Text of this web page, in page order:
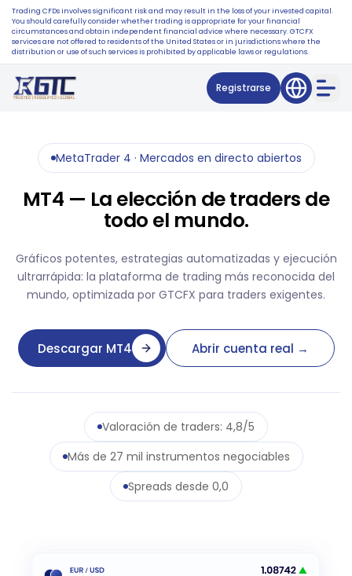
Trading CFDs involves significant risk and may result in the loss of your invested capital.
You should carefully consider whether trading is appropriate for your financial
circumstances and obtain independent financial advice where necessary. GTCFX
services are not offered to residents of the United States or in jurisdictions where the
distribution or use of such services is prohibited by applicable laws or regulations.
Registrarse
MetaTrader 4 · Mercados en directo abiertos
MT4 — La elección de traders de
todo el mundo.
Gráficos potentes, estrategias automatizadas y ejecución
ultrarrápida: la plataforma de trading más reconocida del
mundo, optimizada por GTCFX para traders exigentes.
Descargar MT4 Abrir cuenta real →
Valoración de traders: 4,8/5
Más de 27 mil instrumentos negociables
Spreads desde 0,0